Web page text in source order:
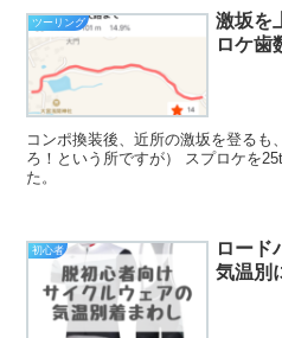
ツーリング
激坂を
ロケ歯
コンポ換装後、近所の激坂を登るも
ろ！という所ですが） スプロケを
た。
初心者
ロード
気温別